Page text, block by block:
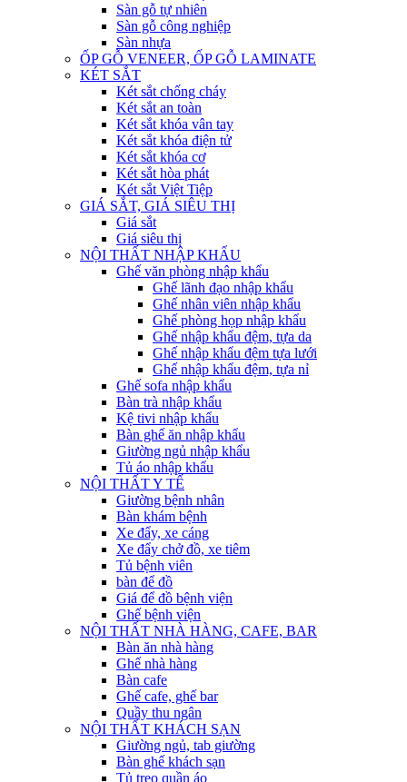
Sàn gỗ tự nhiên
Sàn gỗ công nghiệp
Sàn nhựa
ỐP GỖ VENEER, ỐP GỖ LAMINATE
KÉT SẮT
Két sắt chống cháy
Két sắt an toàn
Két sắt khóa vân tay
Két sắt khóa điện tử
Két sắt khóa cơ
Két sắt hòa phát
Két sắt Việt Tiệp
GIÁ SẮT, GIÁ SIÊU THỊ
Giá sắt
Giá siêu thị
NỘI THẤT NHẬP KHẨU
Ghế văn phòng nhập khẩu
Ghế lãnh đạo nhập khẩu
Ghế nhân viên nhập khẩu
Ghế phòng họp nhập khẩu
Ghế nhập khẩu đệm, tựa da
Ghế nhập khẩu đệm tựa lưới
Ghế nhập khẩu đệm, tựa nỉ
Ghế sofa nhập khẩu
Bàn trà nhập khẩu
Kệ tivi nhập khẩu
Bàn ghế ăn nhập khẩu
Giường ngủ nhập khẩu
Tủ áo nhập khẩu
NỘI THẤT Y TẾ
Giường bệnh nhân
Bàn khám bệnh
Xe đẩy, xe cáng
Xe đẩy chở đồ, xe tiêm
Tủ bệnh viên
bàn để đồ
Giá để đồ bệnh viện
Ghế bệnh viện
NỘI THẤT NHÀ HÀNG, CAFE, BAR
Bàn ăn nhà hàng
Ghế nhà hàng
Bàn cafe
Ghế cafe, ghế bar
Quầy thu ngân
NỘI THẤT KHÁCH SẠN
Giường ngủ, tab giường
Bàn ghế khách sạn
Tủ treo quần áo